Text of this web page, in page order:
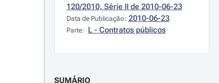
120/2010, Série II de 2010-06-23
Data de Publicação: 2010-06-23
Parte: L - Contratos públicos
SUMÁRIO